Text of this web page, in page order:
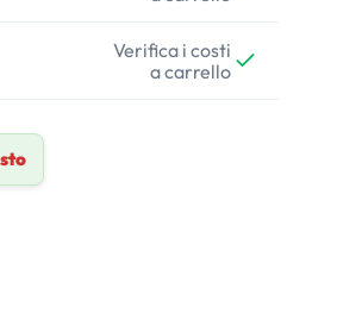
Verifica i costi
a carrello